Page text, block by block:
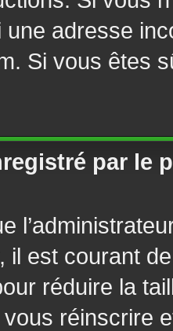
adresse
Si vous êtes
par le
il est courant
réduire la
réinscrire